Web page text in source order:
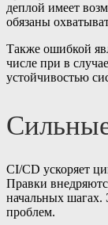
деплой имеет
обязаны
Также ошибкой
числе при в
устойчивостью
CI/CD ускоряет
Правки
начальных шагах.
проблем.